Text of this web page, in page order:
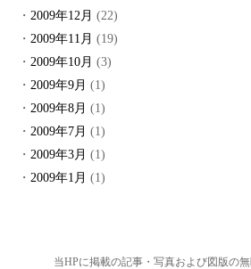
2009年12月 (22)
2009年11月 (19)
2009年10月 (3)
2009年9月 (1)
2009年8月 (1)
2009年7月 (1)
2009年3月 (1)
2009年1月 (1)
当HPに掲載の記事・写真および図版の無